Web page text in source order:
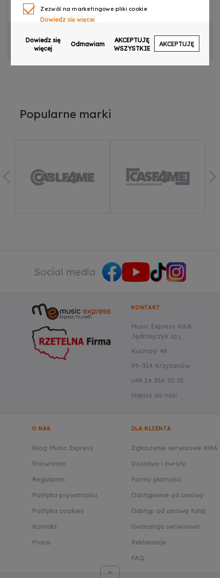
LED 8 RGBW
OPINIE
Popularne marki
Social media
KONTAKT
Music Express K&K
Jędrzejczyk sp.j.
Kuchary 48
99-314 Krzyżanów
+48 24 356 30 25
Napisz do nas!
O NAS
Blog Music Express
Showroom
Regulamin
Polityka prywatności
Polityka cookies
Kontakt
Praca
DLA KLIENTA
Zgłoszenie serwisowe RMA
Dostawa i zwroty
Formy płatności
Odstąpienie od umowy
Odstąp od umowy tutaj
Gwarancja serwisowa
Reklamacje
FAQ
Zezwól na marketingowe pliki cookie
Dowiedz się więcej
Zezwól na pliki cookie dotyczące preferencji
Dowiedz się więcej
Dowiedz się więcej
Dowiedz się
więcej
Odmawiam
AKCEPTUJĘ
WSZYSTKIE
AKCEPTUJĘ